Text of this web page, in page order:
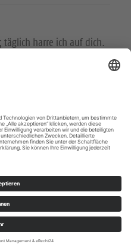
harre ich auf dich.
so werdet ihr